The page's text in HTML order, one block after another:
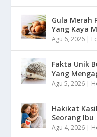
Gula Merah
Yang Kaya
Agu 6, 2026 |
Fakta Unik
Yang
Agu 5, 2026 |
Hakikat
Seorang Ibu
Agu 4, 2026 |